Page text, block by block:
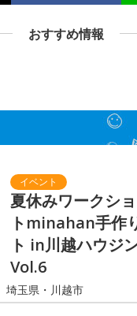
おすすめ情報
夏休みワークシ
トminahan手作
ト in川越ハウジ
Vol.6
埼玉県・川越市